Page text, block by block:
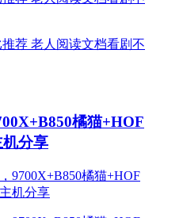
橘猫+HOF
分享